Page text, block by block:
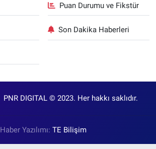
Puan Durumu ve Fikstür
Son Dakika Haberleri
PNR DIGITAL © 2023. Her hakkı saklıdır.
Haber Yazılımı: TE Bilişim